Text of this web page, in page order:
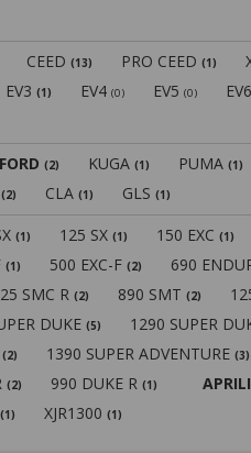
CEED(13) PRO CEED(1)
EV3(1) EV4(0) EV5(0)
FORD (2) KUGA (1) PUMA (1)
(2) CLA (1) GLS (1)
(1) 125 SX(1) 150 EXC(1)
(1) 500 EXC-F(2) 690
SMC R(2) 890 SMT(2)
DUKE(5) 1290 SUPER
(2) 1390 SUPER ADVENTURE(3)
(2) 990 DUKE R(1)
(1) XJR1300(1)